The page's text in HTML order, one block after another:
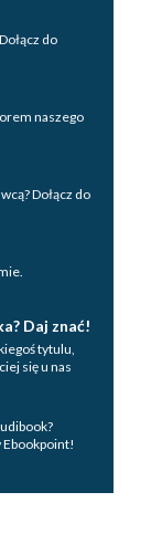
do
naszego
Dołącz do
Daj znać!
tytulu,
się u nas
Ebookpoint!